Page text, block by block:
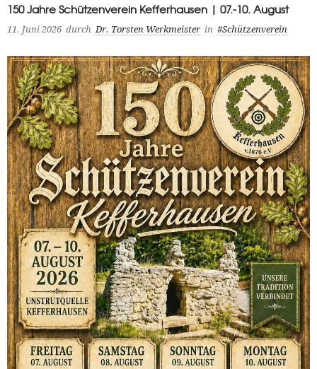
150 Jahre Schützenverein Kefferhausen | 07.-10. August
11. Juni 2026 durch Dr. Torsten Werkmeister in #Schützenverein